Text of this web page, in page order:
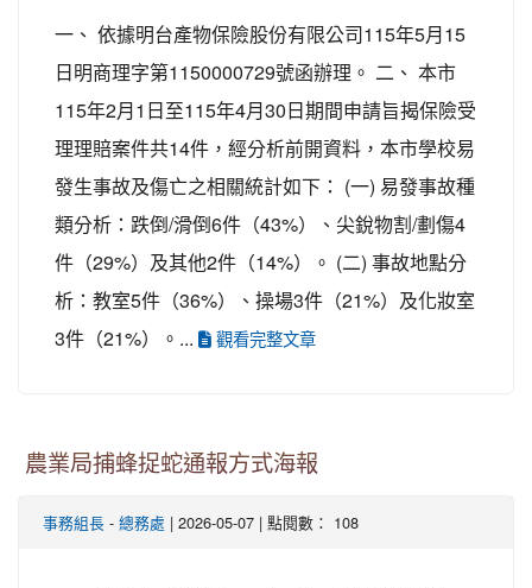
一、 依據明台產物保險股份有限公司115年5月15
日明商理字第1150000729號函辦理。 二、 本市
115年2月1日至115年4月30日期間申請旨揭保險受
理理賠案件共14件，經分析前開資料，本市學校易
發生事故及傷亡之相關統計如下： (一) 易發事故種
類分析：跌倒/滑倒6件（43%）、尖銳物割/劃傷4
件（29%）及其他2件（14%）。 (二) 事故地點分
析：教室5件（36%）、操場3件（21%）及化妝室
3件（21%）。...
觀看完整文章
農業局捕蜂捉蛇通報方式海報
事務組長 - 總務處 | 2026-05-07 | 點閱數： 108